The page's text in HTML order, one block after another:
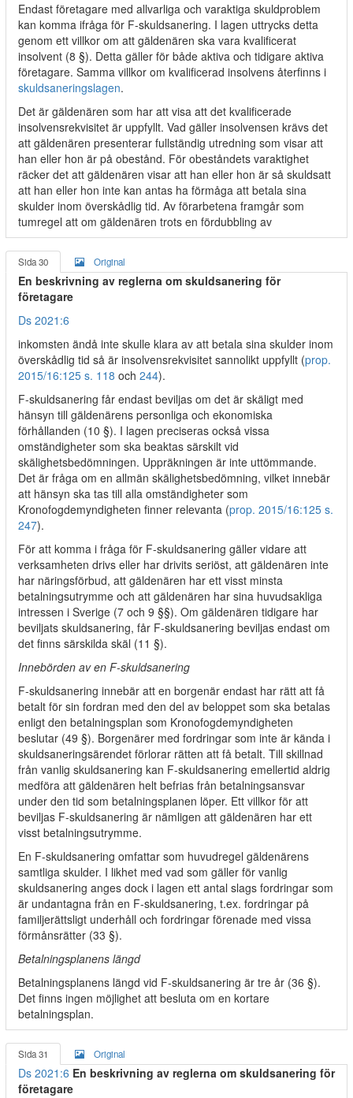
Endast företagare med allvarliga och varaktiga skuldproblem
kan komma ifråga för F-skuldsanering. I lagen uttrycks detta
genom ett villkor om att gäldenären ska vara kvalificerat
insolvent (8 §). Detta gäller för både aktiva och tidigare aktiva
företagare. Samma villkor om kvalificerad insolvens återfinns i
skuldsaneringslagen.
Det är gäldenären som har att visa att det kvalificerade
insolvensrekvisitet är uppfyllt. Vad gäller insolvensen krävs det
att gäldenären presenterar fullständig utredning som visar att
han eller hon är på obestånd. För obeståndets varaktighet
räcker det att gäldenären visar att han eller hon är så skuldsatt
att han eller hon inte kan antas ha förmåga att betala sina
skulder inom överskådlig tid. Av förarbetena framgår som
tumregel att om gäldenären trots en fördubbling av
Sida 30 Original
En beskrivning av reglerna om skuldsanering för
företagare
Ds 2021:6
inkomsten ändå inte skulle klara av att betala sina skulder inom
överskådlig tid så är insolvensrekvisitet sannolikt uppfyllt (prop.
2015/16:125 s. 118 och 244).
F-skuldsanering får endast beviljas om det är skäligt med
hänsyn till gäldenärens personliga och ekonomiska
förhållanden (10 §). I lagen preciseras också vissa
omständigheter som ska beaktas särskilt vid
skälighetsbedömningen. Uppräkningen är inte uttömmande.
Det är fråga om en allmän skälighetsbedömning, vilket innebär
att hänsyn ska tas till alla omständigheter som
Kronofogdemyndigheten finner relevanta (prop. 2015/16:125 s.
247).
För att komma i fråga för F-skuldsanering gäller vidare att
verksamheten drivs eller har drivits seriöst, att gäldenären inte
har näringsförbud, att gäldenären har ett visst minsta
betalningsutrymme och att gäldenären har sina huvudsakliga
intressen i Sverige (7 och 9 §§). Om gäldenären tidigare har
beviljats skuldsanering, får F-skuldsanering beviljas endast om
det finns särskilda skäl (11 §).
Innebörden av en F-skuldsanering
F-skuldsanering innebär att en borgenär endast har rätt att få
betalt för sin fordran med den del av beloppet som ska betalas
enligt den betalningsplan som Kronofogdemyndigheten
beslutar (49 §). Borgenärer med fordringar som inte är kända i
skuldsaneringsärendet förlorar rätten att få betalt. Till skillnad
från vanlig skuldsanering kan F-skuldsanering emellertid aldrig
medföra att gäldenären helt befrias från betalningsansvar
under den tid som betalningsplanen löper. Ett villkor för att
beviljas F-skuldsanering är nämligen att gäldenären har ett
visst betalningsutrymme.
En F-skuldsanering omfattar som huvudregel gäldenärens
samtliga skulder. I likhet med vad som gäller för vanlig
skuldsanering anges dock i lagen ett antal slags fordringar som
är undantagna från en F-skuldsanering, t.ex. fordringar på
familjerättsligt underhåll och fordringar förenade med vissa
förmånsrätter (33 §).
Betalningsplanens längd
Betalningsplanens längd vid F-skuldsanering är tre år (36 §).
Det finns ingen möjlighet att besluta om en kortare
betalningsplan.
Sida 31 Original
Ds 2021:6 En beskrivning av reglerna om skuldsanering för
företagare